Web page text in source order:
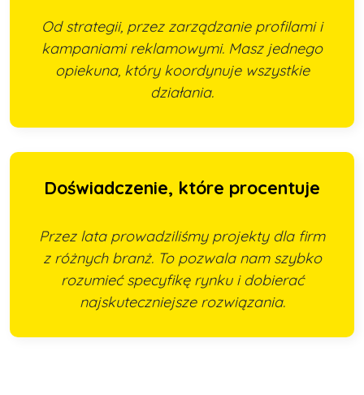
Od strategii, przez zarządzanie profilami i
kampaniami reklamowymi. Masz jednego
opiekuna, który koordynuje wszystkie
działania.
Doświadczenie, które procentuje
Przez lata prowadziliśmy projekty dla firm
z różnych branż. To pozwala nam szybko
rozumieć specyfikę rynku i dobierać
najskuteczniejsze rozwiązania.